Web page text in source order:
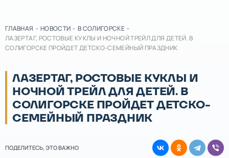
ГЛАВНАЯ - НОВОСТИ - В СОЛИГОРСКЕ -
ЛАЗЕРТАГ, РОСТОВЫЕ КУКЛЫ И НОЧНОЙ ТРЕЙЛ ДЛЯ ДЕТЕЙ. В
СОЛИГОРСКЕ ПРОЙДЕТ ДЕТСКО-СЕМЕЙНЫЙ ПРАЗДНИК
ЛАЗЕРТАГ, РОСТОВЫЕ КУКЛЫ И
НОЧНОЙ ТРЕЙЛ ДЛЯ ДЕТЕЙ. В
СОЛИГОРСКЕ ПРОЙДЕТ ДЕТСКО-
СЕМЕЙНЫЙ ПРАЗДНИК
ПОДЕЛИТЕСЬ, ЭТО ВАЖНО